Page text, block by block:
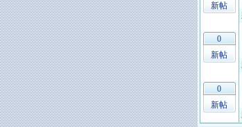
新帖
0
新帖
0
新帖